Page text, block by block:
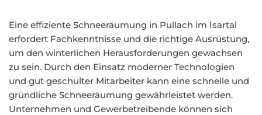
Eine effiziente Schneeräumung in Pullach im Isartal
erfordert Fachkenntnisse und die richtige Ausrüstung,
um den winterlichen Herausforderungen gewachsen
zu sein. Durch den Einsatz moderner Technologien
und gut geschulter Mitarbeiter kann eine schnelle und
gründliche Schneeräumung gewährleistet werden.
Unternehmen und Gewerbetreibende können sich